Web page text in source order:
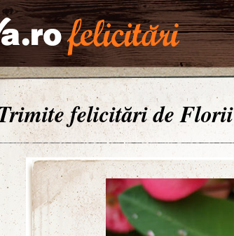
felicitări de Florii